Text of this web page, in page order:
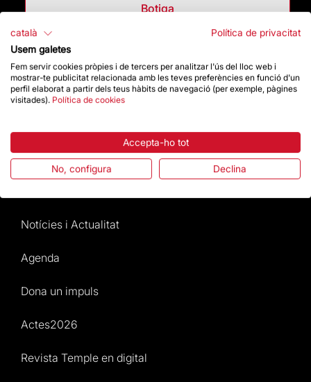
Botiga
Destacats
La Fundació
Atenció al Visitant
Notícies i Actualitat
Agenda
Dona un impuls
Actes2026
Revista Temple en digital
català
Política de privacitat
Usem galetes
Fem servir cookies pròpies i de tercers per analitzar l'ús del lloc web i
mostrar-te publicitat relacionada amb les teves preferències en funció d'un
perfil elaborat a partir dels teus hàbits de navegació (per exemple, pàgines
visitades). Política de cookies
Accepta-ho tot
No, configura Declina